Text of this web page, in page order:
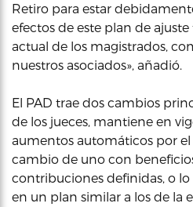
Retiro para estar
efectos de este plan de
actual de los magistrados,
nuestros asociados», añadió.
El PAD trae dos cambios
de los jueces, mantiene en
aumentos automáticos por el
cambio de uno con
contribuciones definidas, o
en un plan similar a los de la